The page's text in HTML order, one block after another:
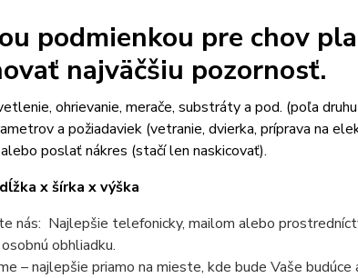
podmienkou pre chov
najväčšiu pozornosť.
ohrievanie, merače, substráty a pod. (poľa
a požiadaviek (vetranie, dvierka, príprava na
poslať nákres (stačí len naskicovať).
x šírka x výška
nás: Najlepšie telefonicky, mailom alebo
obhliadku.
– najlepšie priamo na mieste, kde bude Vaše